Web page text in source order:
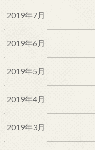
2019年7月
2019年6月
2019年5月
2019年4月
2019年3月